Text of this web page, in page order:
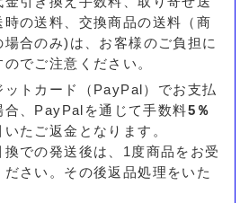
時の送料、交換商品の送料（商
場合のみ)は、お客様のご負担に
でご注意ください。
ットカード（PayPal）でお支払
合、PayPalを通じて手数料5％
いたご返金となります。
換での発送後は、1度商品をお受
ださい。その後返品処理をいた